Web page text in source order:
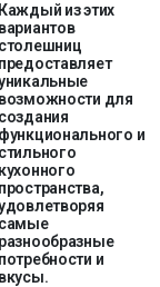
Каждый из этих
вариантов
столешниц
предоставляет
возможности для
создания
функционального и
стильного
кухонного
пространства,
самые
разнообразные
потребности и
вкусы.